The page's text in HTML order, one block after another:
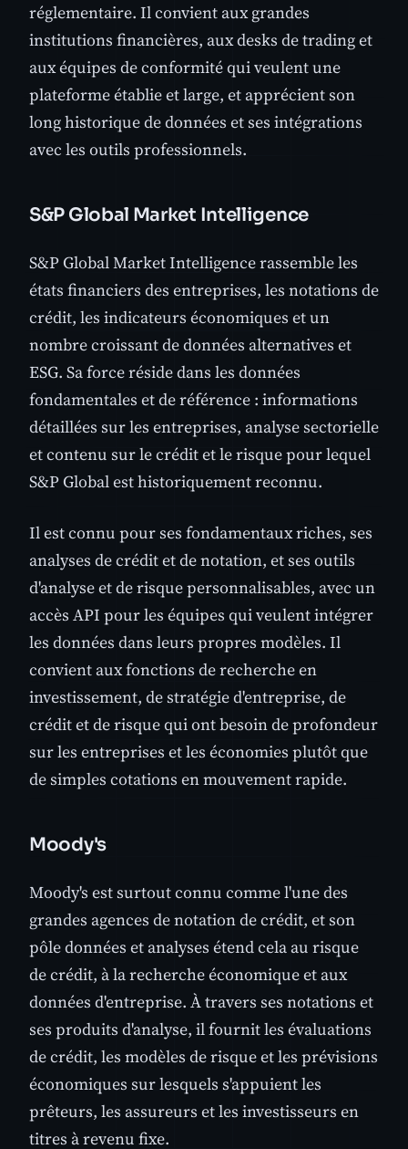
réglementaire. Il convient aux grandes
institutions financières, aux desks de trading et
aux équipes de conformité qui veulent une
plateforme établie et large, et apprécient son
long historique de données et ses intégrations
avec les outils professionnels.
S&P Global Market Intelligence
S&P Global Market Intelligence rassemble les
états financiers des entreprises, les notations de
crédit, les indicateurs économiques et un
nombre croissant de données alternatives et
ESG. Sa force réside dans les données
fondamentales et de référence : informations
détaillées sur les entreprises, analyse sectorielle
et contenu sur le crédit et le risque pour lequel
S&P Global est historiquement reconnu.
Il est connu pour ses fondamentaux riches, ses
analyses de crédit et de notation, et ses outils
d'analyse et de risque personnalisables, avec un
accès API pour les équipes qui veulent intégrer
les données dans leurs propres modèles. Il
convient aux fonctions de recherche en
investissement, de stratégie d'entreprise, de
crédit et de risque qui ont besoin de profondeur
sur les entreprises et les économies plutôt que
de simples cotations en mouvement rapide.
Moody's
Moody's est surtout connu comme l'une des
grandes agences de notation de crédit, et son
pôle données et analyses étend cela au risque
de crédit, à la recherche économique et aux
données d'entreprise. À travers ses notations et
ses produits d'analyse, il fournit les évaluations
de crédit, les modèles de risque et les prévisions
économiques sur lesquels s'appuient les
prêteurs, les assureurs et les investisseurs en
titres à revenu fixe.